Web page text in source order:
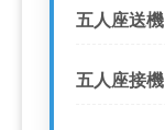
五人座送機
五人座接機